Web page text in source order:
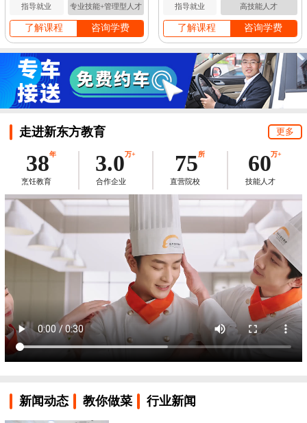
指导就业 专业技能+管理型人才
了解课程 咨询学费
指导就业 高技能人才
了解课程 咨询学费
走进新东方教育 更多
38年
烹饪教育
3.0万+
合作企业
75所
直营院校
60万+
技能人才
新闻动态 教你做菜 行业新闻